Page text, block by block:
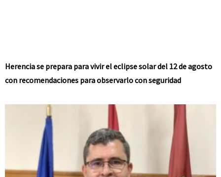
Herencia se prepara para vivir el eclipse solar del 12 de agosto
con recomendaciones para observarlo con seguridad